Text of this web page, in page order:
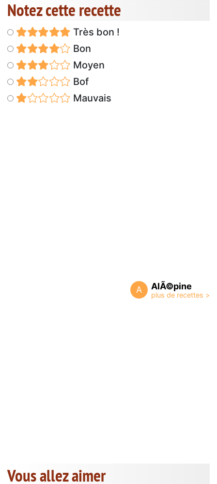
Notez cette recette
Très bon !
Bon
Moyen
Bof
Mauvais
A AlÃ©pine
Vous allez aimer